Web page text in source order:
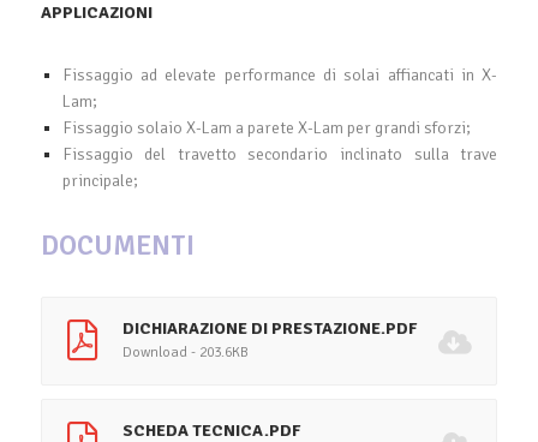
APPLICAZIONI
Fissaggio ad elevate performance di solai affiancati in X-
Lam;
Fissaggio solaio X-Lam a parete X-Lam per grandi sforzi;
Fissaggio del travetto secondario inclinato sulla trave
principale;
DOCUMENTI
DICHIARAZIONE DI PRESTAZIONE.PDF
Download - 203.6KB
SCHEDA TECNICA.PDF